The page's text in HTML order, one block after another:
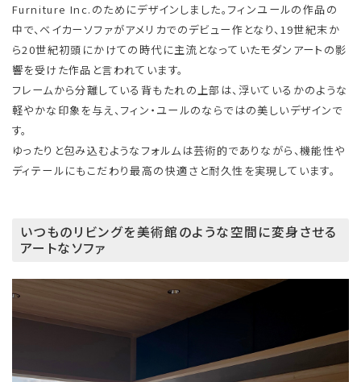
Furniture Inc.のためにデザインしました。フィンユールの作品の
中で、ベイカーソファがアメリカでのデビュー作となり、19世紀末か
ら20世紀初頭にかけての時代に主流となっていたモダンアートの影
響を受けた作品と言われています。
フレームから分離している背もたれの上部は、浮いているかのような
軽やかな印象を与え、フィン・ユールのならではの美しいデザインで
す。
ゆったりと包み込むようなフォルムは芸術的でありながら、機能性や
ディテールにもこだわり最高の快適さと耐久性を実現しています。
いつものリビングを美術館のような空間に変身させる
アートなソファ